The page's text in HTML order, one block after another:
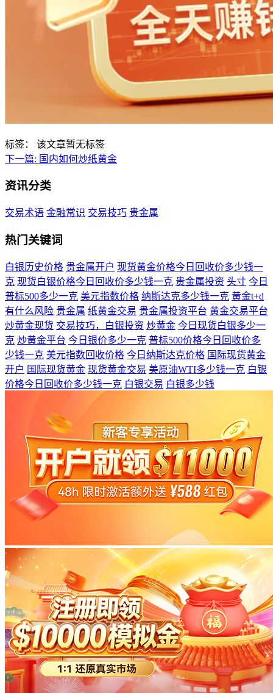
标签：
该文章暂无标签
下一篇: 国内如何炒纸黄金
资讯分类
交易术语 金融常识 交易技巧 贵金属
热门关键词
白银历史价格 贵金属开户 现货黄金价格今日回收价多少钱一
克 现货白银价格今日回收价多少钱一克 贵金属投资 头寸 今日
普标500多少一克 美元指数价格 纳斯达克多少钱一克 黄金t+d
有什么风险 贵金属 纸黄金交易 贵金属投资平台 黄金交易平台
炒黄金现货 交易技巧，白银投资 炒黄金 今日现货白银多少一
克 炒黄金平台 今日银价多少一克 普标500价格今日回收价多
少钱一克 美元指数回收价格 今日纳斯达克价格 国际现货黄金
开户 国际现货黄金 现货黄金交易 美原油WTI多少钱一克 白银
价格今日回收价多少钱一克 白银交易 白银多少钱